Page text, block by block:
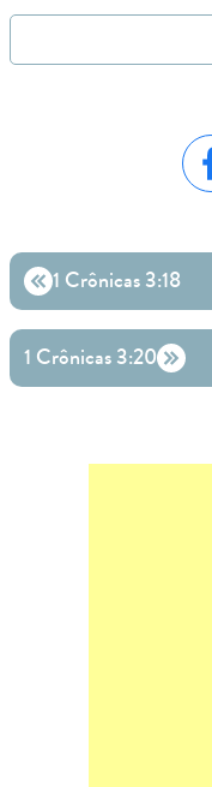
1 Crônicas 3:18
1 Crônicas 3:20